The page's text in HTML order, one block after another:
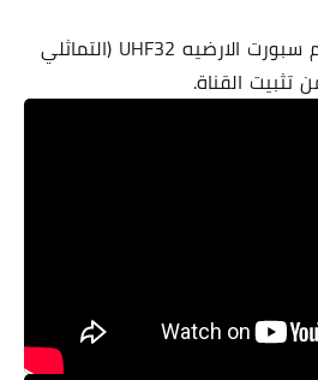
- ادخل تردد قناه اون تايم سبورت الارضيه UHF32 (التماثلي